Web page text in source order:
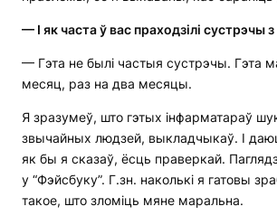
— І як часта ў вас праходзілі сустрэчы
— Гэта не былі частыя сустрэчы. Гэта
месяц, раз на два месяцы.
Я зразумеў, што гэтых інфарматараў
звычайных людзей, выкладчыкаў. І
як бы я сказаў, ёсць праверкай.
у “Фэйсбуку”. Г.зн. наколькі я гатовы
такое, што зломіць мяне маральна.